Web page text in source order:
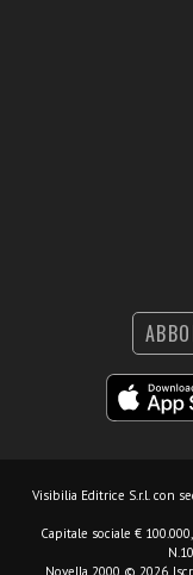
Visibilia Editrice S.r.l. con
Capitale sociale €